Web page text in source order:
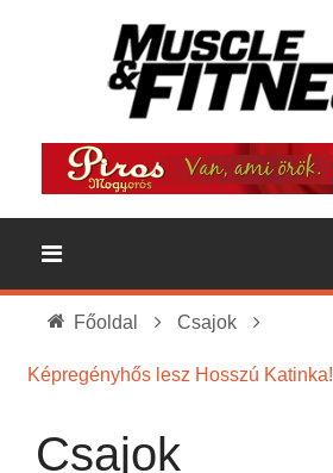
Főoldal Csajok
Képregényhős lesz Hosszú Katinka!
Csajok